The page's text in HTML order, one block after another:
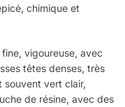
chimique et
vigoureuse, avec
têtes denses, très
souvent vert clair,
de résine, avec des